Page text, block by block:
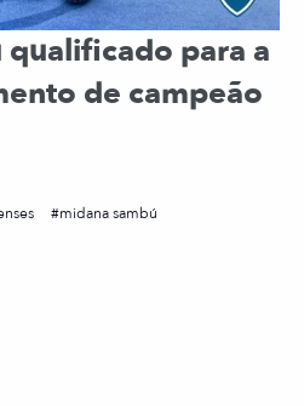
qualificado para a
de campeão
midana sambú